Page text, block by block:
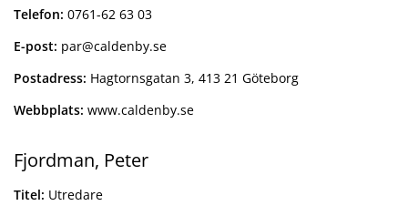
Telefon: 0761-62 63 03
E-post: par@caldenby.se
Postadress: Hagtornsgatan 3, 413 21 Göteborg
Webbplats: www.caldenby.se
Fjordman, Peter
Titel: Utredare